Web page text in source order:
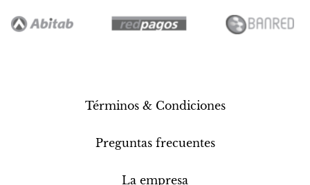
Términos & Condiciones
Preguntas frecuentes
La empresa